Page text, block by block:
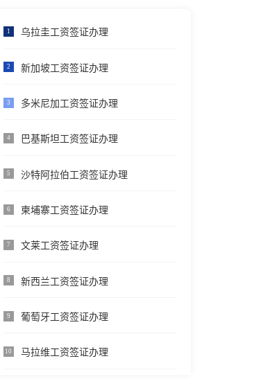
1 乌拉圭工资签证办理
2 新加坡工资签证办理
3 多米尼加工资签证办理
4 巴基斯坦工资签证办理
5 沙特阿拉伯工资签证办理
6 柬埔寨工资签证办理
7 文莱工资签证办理
8 新西兰工资签证办理
9 葡萄牙工资签证办理
10 马拉维工资签证办理